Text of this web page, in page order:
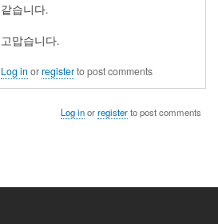
같습니다.
고맙습니다.
Log in orregisterto post comments
Log inorregisterto post comments